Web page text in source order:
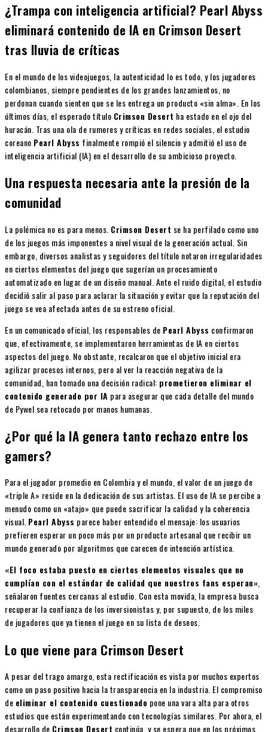
¿Trampa con inteligencia artificial? Pearl Abyss
eliminará contenido de IA en Crimson Desert
tras lluvia de críticas
En el mundo de los videojuegos, la autenticidad lo es todo, y los jugadores
colombianos, siempre pendientes de los grandes lanzamientos, no
perdonan cuando sienten que se les entrega un producto «sin alma». En los
últimos días, el esperado título Crimson Desert ha estado en el ojo del
huracán. Tras una ola de rumores y críticas en redes sociales, el estudio
coreano Pearl Abyss finalmente rompió el silencio y admitió el uso de
inteligencia artificial (IA) en el desarrollo de su ambicioso proyecto.
Una respuesta necesaria ante la presión de la
comunidad
La polémica no es para menos. Crimson Desert se ha perfilado como uno
de los juegos más imponentes a nivel visual de la generación actual. Sin
embargo, diversos analistas y seguidores del título notaron irregularidades
en ciertos elementos del juego que sugerían un procesamiento
automatizado en lugar de un diseño manual. Ante el ruido digital, el estudio
decidió salir al paso para aclarar la situación y evitar que la reputación del
juego se vea afectada antes de su estreno oficial.
En un comunicado oficial, los responsables de Pearl Abyss confirmaron
que, efectivamente, se implementaron herramientas de IA en ciertos
aspectos del juego. No obstante, recalcaron que el objetivo inicial era
agilizar procesos internos, pero al ver la reacción negativa de la
comunidad, han tomado una decisión radical: prometieron eliminar el
contenido generado por IA para asegurar que cada detalle del mundo
de Pywel sea retocado por manos humanas.
¿Por qué la IA genera tanto rechazo entre los
gamers?
Para el jugador promedio en Colombia y el mundo, el valor de un juego de
«triple A» reside en la dedicación de sus artistas. El uso de IA se percibe a
menudo como un «atajo» que puede sacrificar la calidad y la coherencia
visual. Pearl Abyss parece haber entendido el mensaje: los usuarios
prefieren esperar un poco más por un producto artesanal que recibir un
mundo generado por algoritmos que carecen de intención artística.
«El foco estaba puesto en ciertos elementos visuales que no
cumplían con el estándar de calidad que nuestros fans esperan»,
señalaron fuentes cercanas al estudio. Con esta movida, la empresa busca
recuperar la confianza de los inversionistas y, por supuesto, de los miles
de jugadores que ya tienen el juego en su lista de deseos.
Lo que viene para Crimson Desert
A pesar del trago amargo, esta rectificación es vista por muchos expertos
como un paso positivo hacia la transparencia en la industria. El compromiso
de eliminar el contenido cuestionado pone una vara alta para otros
estudios que están experimentando con tecnologías similares. Por ahora, el
desarrollo de Crimson Desert continúa, y se espera que en los próximos